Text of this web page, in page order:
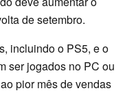
de setembro.
incluindo o PS5, e o
ser jogados no PC ou
pior mês de vendas